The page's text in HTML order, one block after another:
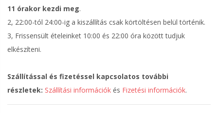
11 órakor kezdi meg.
2, 22:00-tól 24:00-ig a kiszállítás csak körtöltésen belül történik.
3, Frissensült ételeinket 10:00 és 22:00 óra között tudjuk
elkészíteni.
Szállítással és fizetéssel kapcsolatos további
részletek: Szállítási információk és Fizetési információk.